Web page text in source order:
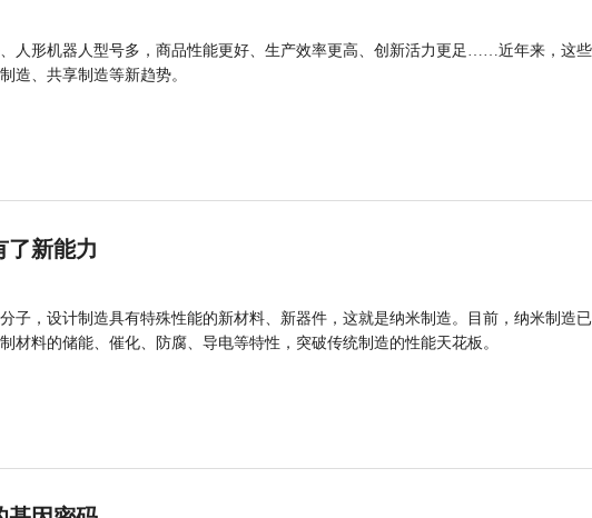
人形机器人型号多，商品性能更好、生产效率更高、创新活力更足……近年来，这
造、共享制造等新趋势。
了新能力
子，设计制造具有特殊性能的新材料、新器件，这就是纳米制造。目前，纳米制造
材料的储能、催化、防腐、导电等特性，突破传统制造的性能天花板。